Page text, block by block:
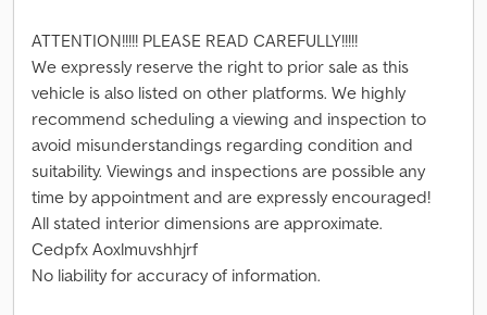
ATTENTION!!!!! PLEASE READ CAREFULLY!!!!!
We expressly reserve the right to prior sale as this
vehicle is also listed on other platforms. We highly
recommend scheduling a viewing and inspection to
avoid misunderstandings regarding condition and
suitability. Viewings and inspections are possible any
time by appointment and are expressly encouraged!
All stated interior dimensions are approximate.
Cedpfx Aoxlmuvshhjrf
No liability for accuracy of information.